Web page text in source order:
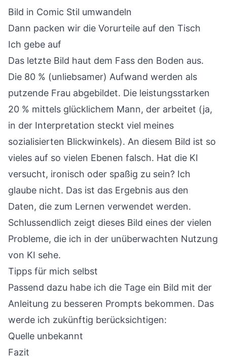
Bild in Comic Stil umwandeln
Dann packen wir die Vorurteile auf den Tisch
Ich gebe auf
Das letzte Bild haut dem Fass den Boden aus.
Die 80 % (unliebsamer) Aufwand werden als
putzende Frau abgebildet. Die leistungsstarken
20 % mittels glücklichem Mann, der arbeitet (ja,
in der Interpretation steckt viel meines
sozialisierten Blickwinkels). An diesem Bild ist so
vieles auf so vielen Ebenen falsch. Hat die KI
versucht, ironisch oder spaßig zu sein? Ich
glaube nicht. Das ist das Ergebnis aus den
Daten, die zum Lernen verwendet werden.
Schlussendlich zeigt dieses Bild eines der vielen
Probleme, die ich in der unüberwachten Nutzung
von KI sehe.
Tipps für mich selbst
Passend dazu habe ich die Tage ein Bild mit der
Anleitung zu besseren Prompts bekommen. Das
werde ich zukünftig berücksichtigen:
Quelle unbekannt
Fazit